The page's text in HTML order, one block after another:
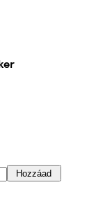
Hozzáad